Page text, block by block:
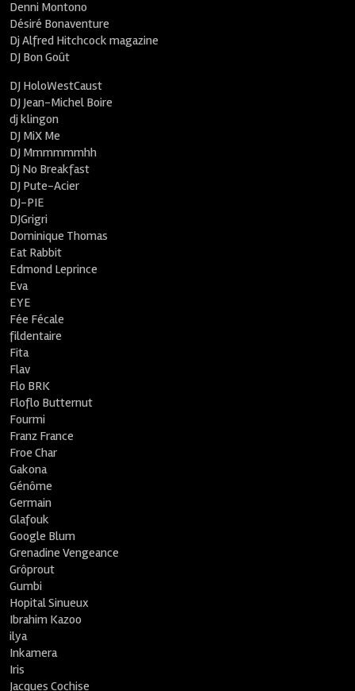
Denni Montono
Désiré Bonaventure
Dj Alfred Hitchcock magazine
DJ Bon Goût
DJ HoloWestCaust
DJ Jean-Michel Boire
dj klingon
DJ MiX Me
DJ Mmmmmmhh
Dj No Breakfast
DJ Pute-Acier
DJ-PIE
DJGrigri
Dominique Thomas
Eat Rabbit
Edmond Leprince
Eva
EYE
Fée Fécale
fildentaire
Fita
Flav
Flo BRK
Floflo Butternut
Fourmi
Franz France
Froe Char
Gakona
Génôme
Germain
Glafouk
Google Blum
Grenadine Vengeance
Grôprout
Gumbi
Hopital Sinueux
Ibrahim Kazoo
ilya
Inkamera
Iris
Jacques Cochise